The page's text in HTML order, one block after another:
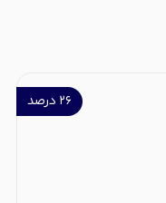
۲۶ درصد